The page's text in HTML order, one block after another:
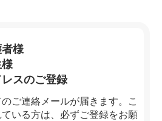
様
スのご登録
ご連絡メールが届きます。こ
いる方は、必ずご登録をお願